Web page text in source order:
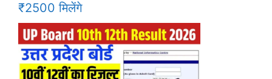
₹2500 मिलेंगे